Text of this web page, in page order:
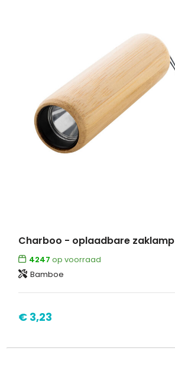
Charboo - oplaadbare zaklamp
4247 op voorraad
Bamboe
€ 3,23